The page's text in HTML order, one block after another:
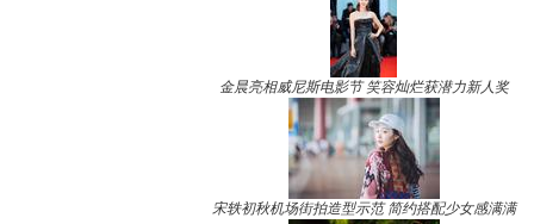
金晨亮相威尼斯电影节 笑容灿烂获潜力新人奖
宋轶初秋机场街拍造型示范 简约搭配少女感满满